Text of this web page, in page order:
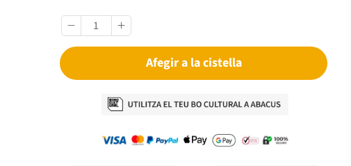
Afegir a la cistella